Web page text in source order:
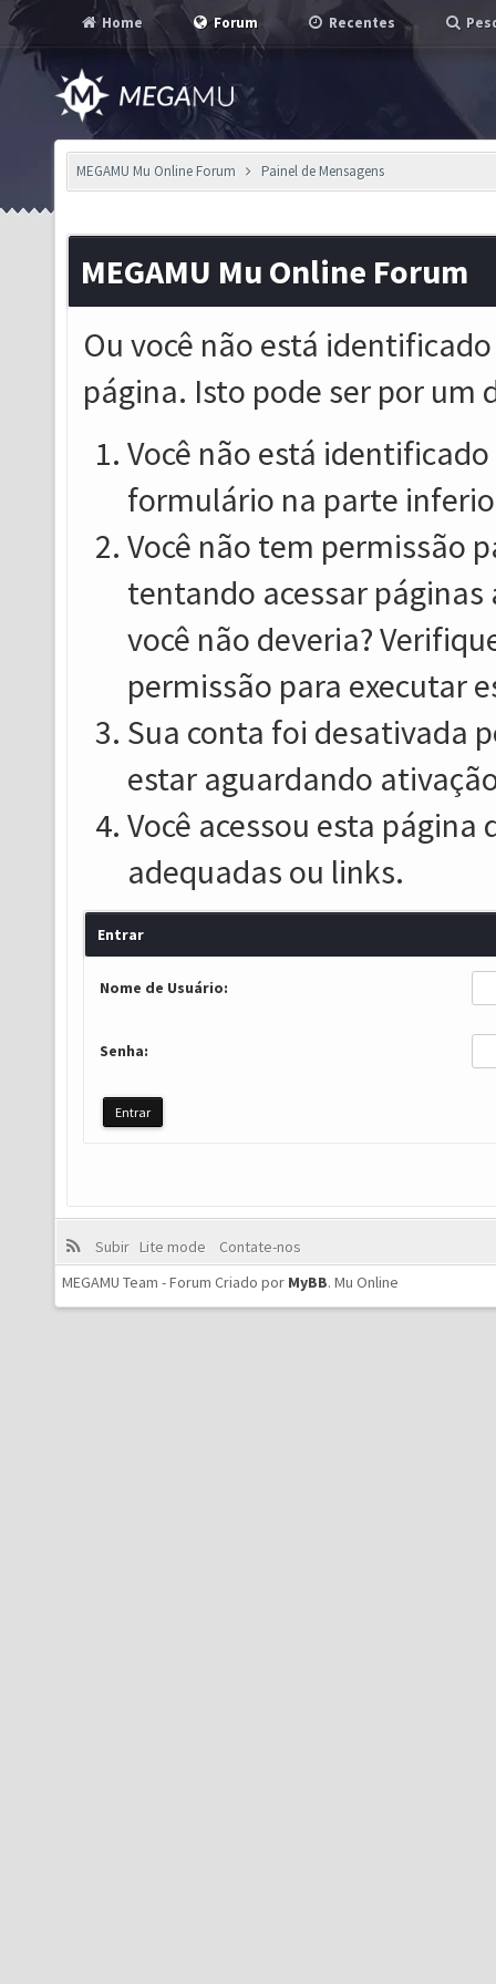
Home Forum Recentes
MEGAMU Mu Online Forum Painel de Mensagens
MEGAMU Mu Online Forum
Ou você não está
página. Isto pode ser por um
Você não está
formulário na parte
Você não tem permissão
tentando acessar
você não deveria?
permissão para executar
Sua conta foi desativada
estar aguardando
Você acessou esta
adequadas ou links.
Entrar
Nome de Usuário:
Senha:
Subir Lite mode
Contate-nos
MEGAMU Team - Forum Criado por MyBB. Mu Online